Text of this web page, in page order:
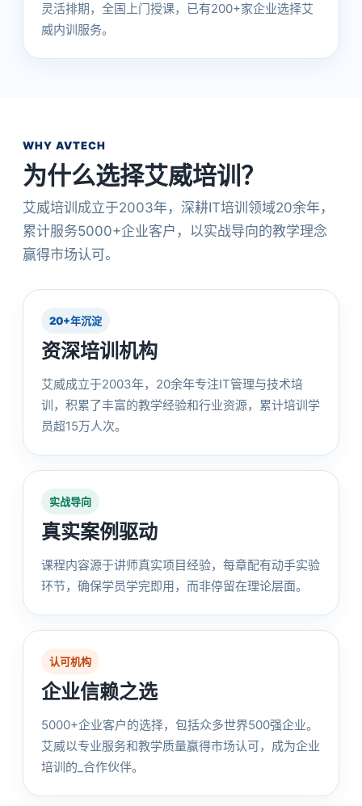
灵活排期，全国上门授课，已有200+家企业选择艾
威内训服务。
WHY AVTECH
为什么选择艾威培训？
艾威培训成立于2003年，深耕IT培训领域20余年，
累计服务5000+企业客户，以实战导向的教学理念
赢得市场认可。
20+年沉淀
资深培训机构
艾威成立于2003年，20余年专注IT管理与技术培
训，积累了丰富的教学经验和行业资源，累计培训学
员超15万人次。
实战导向
真实案例驱动
课程内容源于讲师真实项目经验，每章配有动手实验
环节，确保学员学完即用，而非停留在理论层面。
认可机构
企业信赖之选
5000+企业客户的选择，包括众多世界500强企业。
艾威以专业服务和教学质量赢得市场认可，成为企业
培训的_合作伙伴。